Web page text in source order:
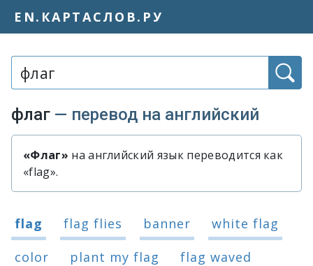
EN.КАРТАСЛОВ.РУ
Слово или фраза:
флаг — перевод на английский
Быстрый перевод слова «флаг»
«Флаг» на английский язык переводится как
«flag».
Варианты перевода слова «флаг»
flag flag flies banner
white flag
color
plant my flag
flag waved